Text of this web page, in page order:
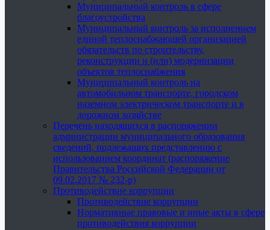
Муниципальный контроль в сфере
благоустройства
Муниципальный контроль за исполнением
единой теплоснабжающей организацией
обязательств по строительству,
реконструкции и (или) модернизации
объектов теплоснабжения
Муниципальный контроль на
автомобильном транспорте, городском
наземном электрическом транспорте и в
дорожном хозяйстве
Перечень находящихся в распоряжении
администрации муниципального образования
сведений, подлежащих представлению с
использованием координат (распоряжение
Правительства Российской Федерации от
09.02.2017 № 232-р)
Противодействие коррупции
Противодействие коррупции
Нормативные правовые и иные акты в сфере
противодействия коррупции